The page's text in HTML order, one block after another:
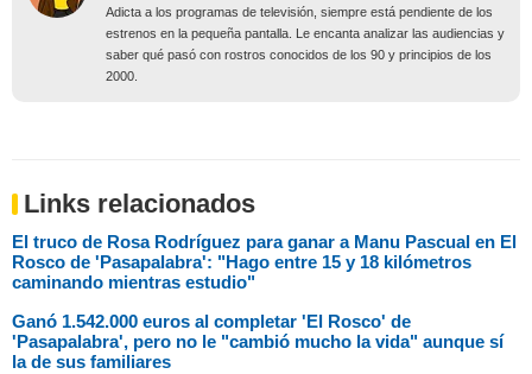
Adicta a los programas de televisión, siempre está pendiente de los
estrenos en la pequeña pantalla. Le encanta analizar las audiencias y
saber qué pasó con rostros conocidos de los 90 y principios de los
2000.
Links relacionados
El truco de Rosa Rodríguez para ganar a Manu Pascual en El
Rosco de 'Pasapalabra': "Hago entre 15 y 18 kilómetros
caminando mientras estudio"
Ganó 1.542.000 euros al completar 'El Rosco' de
'Pasapalabra', pero no le "cambió mucho la vida" aunque sí
la de sus familiares